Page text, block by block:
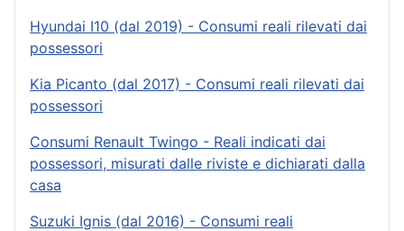
Hyundai I10 (dal 2019) - Consumi reali rilevati dai
possessori
Kia Picanto (dal 2017) - Consumi reali rilevati dai
possessori
Consumi Renault Twingo - Reali indicati dai
possessori, misurati dalle riviste e dichiarati dalla
casa
Suzuki Ignis (dal 2016) - Consumi reali